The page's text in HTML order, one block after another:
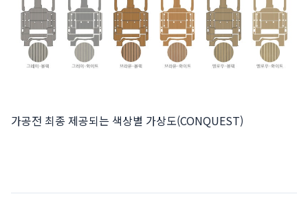
가공전 최종 제공되는 색상별 가상도(CONQUEST)